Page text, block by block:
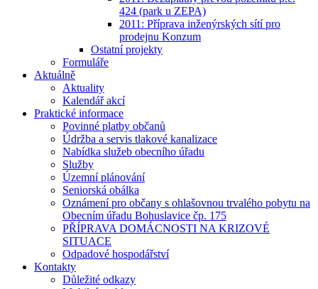
424 (park u ZEPA)
2011: Příprava inženýrských sítí pro
prodejnu Konzum
Ostatní projekty
Formuláře
Aktuálně
Aktuality
Kalendář akcí
Praktické informace
Povinné platby občanů
Údržba a servis tlakové kanalizace
Nabídka služeb obecního úřadu
Služby
Územní plánování
Seniorská obálka
Oznámení pro občany s ohlašovnou trvalého pobytu na
Obecním úřadu Bohuslavice čp. 175
PŘÍPRAVA DOMÁCNOSTI NA KRIZOVÉ
SITUACE
Odpadové hospodářství
Kontakty
Důležité odkazy